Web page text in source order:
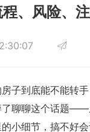
、风险、
子到底能不能转
聊聊这个话题
小细节，搞不好